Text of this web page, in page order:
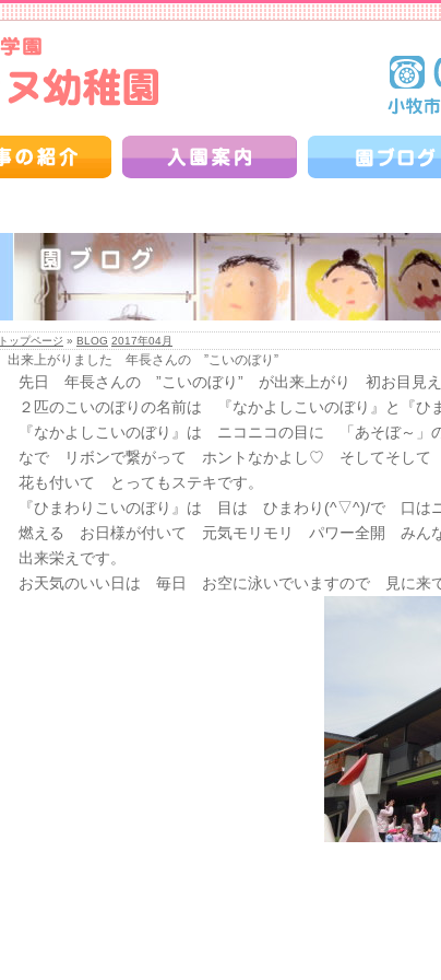
トップページ » BLOG 2017年04月
出来上がりました 年長さんの ”こいのぼり”
先日 年長さんの ”こいのぼり” が出来上がり 初お目見え
２匹のこいのぼりの名前は 『なかよしこいのぼり』と『ひ
『なかよしこいのぼり』は ニコニコの目に 「あそぼ～
なで リボンで繋がって ホントなかよし♡ そしてそして
花も付いて とってもステキです。
『ひまわりこいのぼり』は 目は ひまわり(^▽^)/で 口は
燃える お日様が付いて 元気モリモリ パワー全開 みん
出来栄えです。
お天気のいい日は 毎日 お空に泳いでいますので 見に